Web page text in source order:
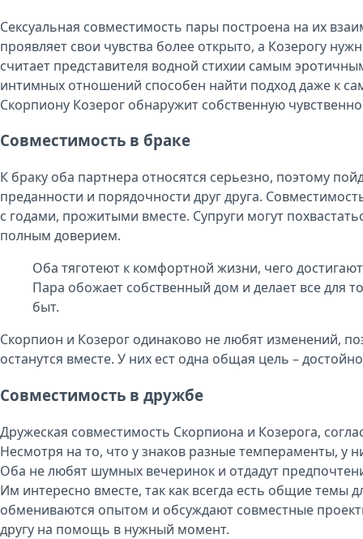
Сексуальная совместимость пары построена на их
проявляет свои чувства более открыто, а Козерогу
считает представителя водной стихии самым
интимных отношений способен найти подход даже к
Скорпиону Козерог обнаружит собственную
Совместимость в браке
К браку оба партнера относятся серьезно, поэтому
преданности и порядочности друг друга.
с годами, прожитыми вместе. Супруги могут
полным доверием.
Оба тяготеют к комфортной жизни, чего
Пара обожает собственный дом и делает все для
быт.
Скорпион и Козерог одинаково не любят изменений,
останутся вместе. У них ест одна общая цель –
Совместимость в дружбе
Дружеская совместимость Скорпиона и Козерога,
Несмотря на то, что у знаков разные темпераменты, у
Оба не любят шумных вечеринок и отдадут
Им интересно вместе, так как всегда есть общие темы
обмениваются опытом и обсуждают совместные
другу на помощь в нужный момент.